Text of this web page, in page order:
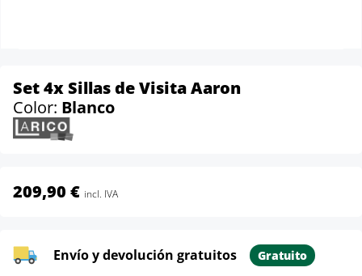
Set 4x Sillas de Visita Aaron
Color: Blanco
209,90 € incl. IVA
Envío y devolución gratuitos Gratuito